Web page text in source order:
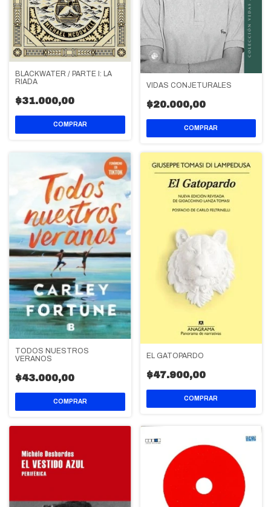
BLACKWATER / PARTE I: LA
RIADA
$31.000,00
VIDAS CONJETURALES
$20.000,00
TODOS NUESTROS
VERANOS
$43.000,00
EL GATOPARDO
$47.900,00